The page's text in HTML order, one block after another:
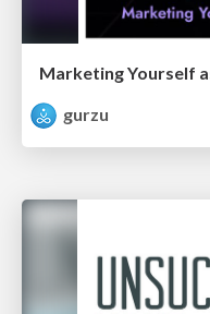
Marketing Yourself
gurzu